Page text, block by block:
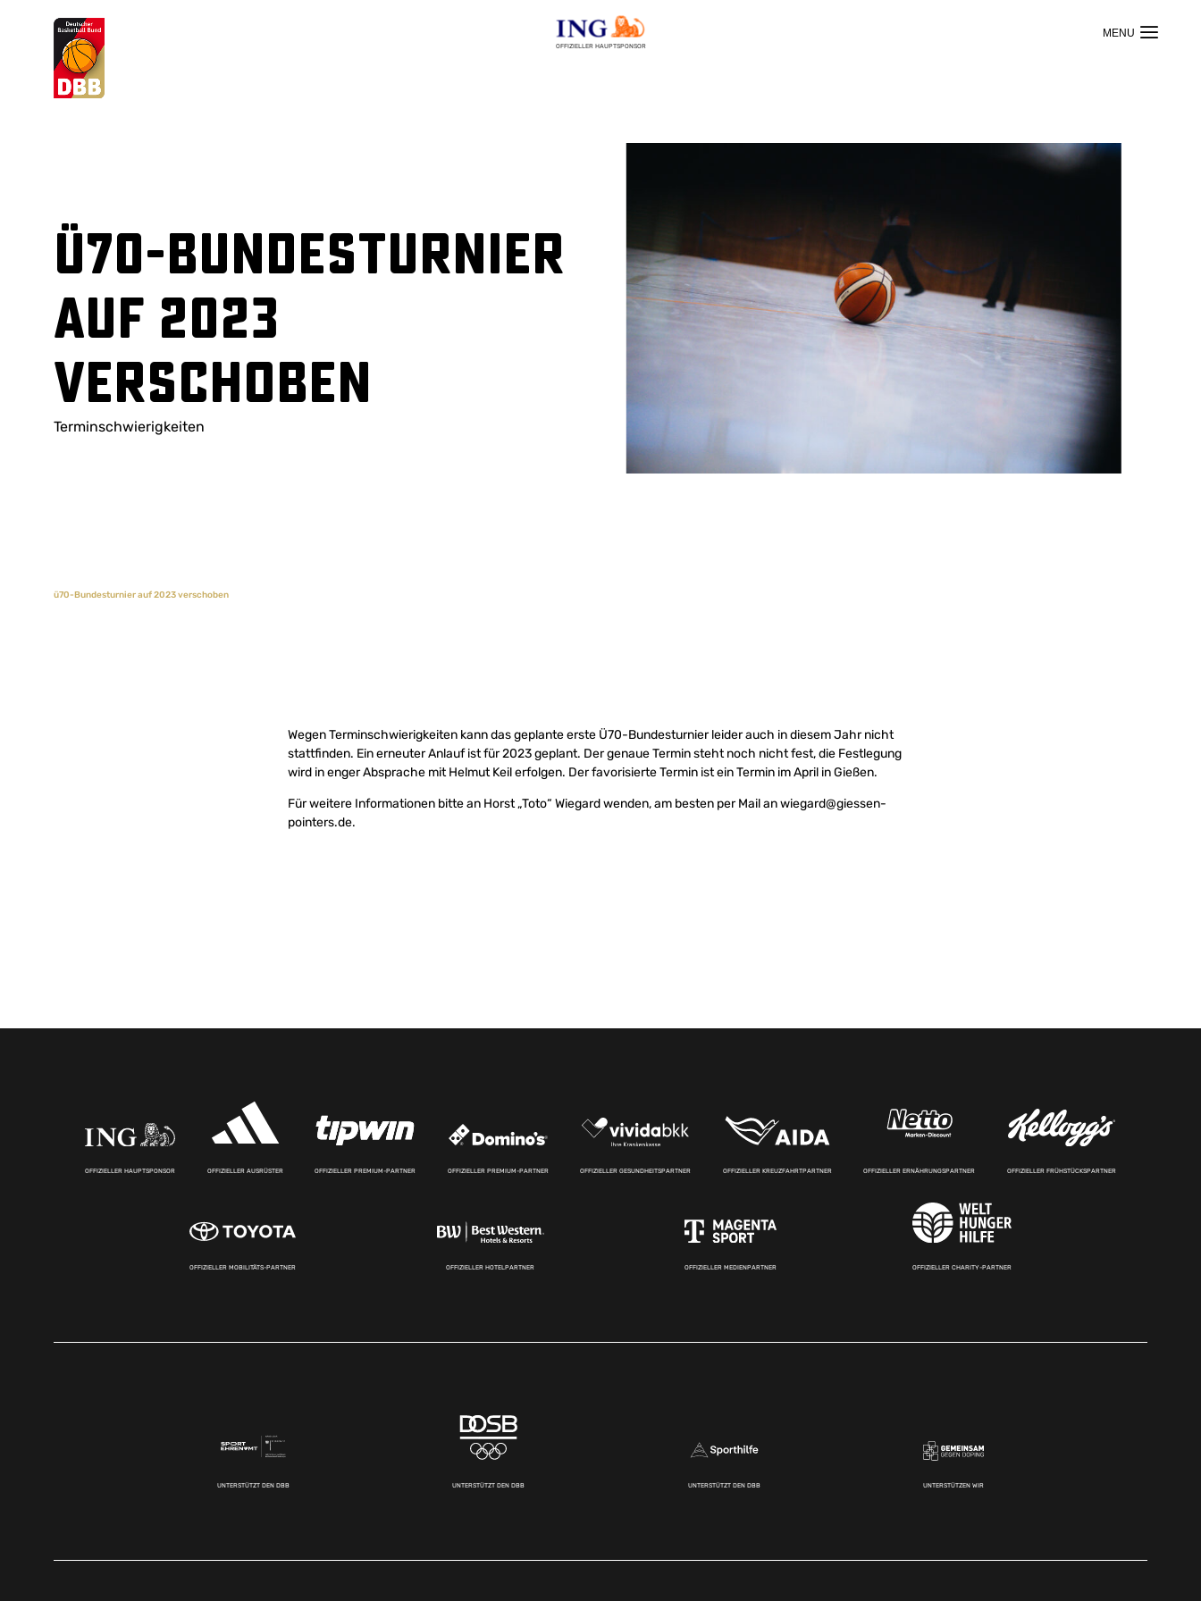
OFFIZIELLER HAUPTSPONSOR
Suchvorschläge
ü70-Bundesturnier
auf 2023
verschoben
Terminschwierigkeiten
ü70-Bundesturnier auf 2023 verschoben
Wegen Terminschwierigkeiten kann das geplante erste Ü70-Bundesturnier leider auch in diesem Jahr nicht
stattfinden. Ein erneuter Anlauf ist für 2023 geplant. Der genaue Termin steht noch nicht fest, die Festlegung
wird in enger Absprache mit Helmut Keil erfolgen. Der favorisierte Termin ist ein Termin im April in Gießen.
Für weitere Informationen bitte an Horst „Toto“ Wiegard wenden, am besten per Mail anwiegard@giessen-
pointers.de.
OFFIZIELLER HAUPTSPONSOR OFFIZIELLER AUSRÜSTER OFFIZIELLER PREMIUM-PARTNER OFFIZIELLER PREMIUM-PARTNER OFFIZIELLER GESUNDHEITSPARTNER OFFIZIELLER KREUZFAHRTPARTNER OFFIZIELLER ERNÄHRUNGSPARTNER OFFIZIELLER FRÜHSTÜCKSPARTNER
OFFIZIELLER MOBILITÄTS-PARTNER OFFIZIELLER HOTELPARTNER OFFIZIELLER MEDIENPARTNER OFFIZIELLER CHARITY-PARTNER
UNTERSTÜTZT DEN DBB UNTERSTÜTZT DEN DBB UNTERSTÜTZT DEN DBB UNTERSTÜTZEN WIR